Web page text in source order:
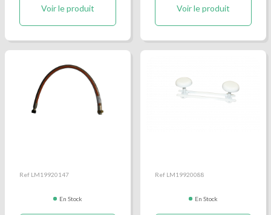
Voir le produit Voir le produit
Ref LM19920147
En Stock
Ref LM19920088
En Stock